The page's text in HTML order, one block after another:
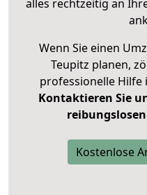
alles rechtzeitig an
Wenn Sie einen
Teupitz planen,
professionelle Hilfe
Kontaktieren Sie
Kostenlose